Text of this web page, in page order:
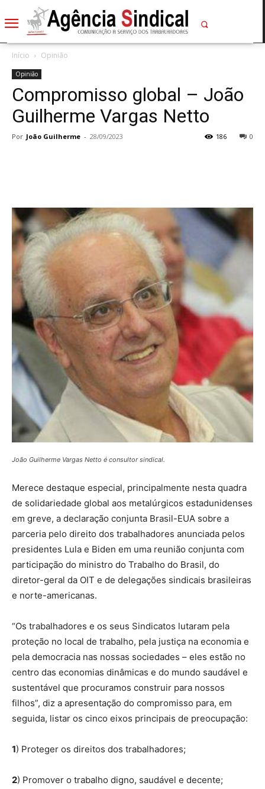
Início Opinião
Opinião
Compromisso global – João
Guilherme Vargas Netto
Por João Guilherme - 28/09/2023 0
186
João Guilherme Vargas Netto é consultor sindical.
Merece destaque especial, principalmente nesta quadra
de solidariedade global aos metalúrgicos estadunidenses
em greve, a declaração conjunta Brasil-EUA sobre a
parceria pelo direito dos trabalhadores anunciada pelos
presidentes Lula e Biden em uma reunião conjunta com
participação do ministro do Trabalho do Brasil, do
diretor-geral da OIT e de delegações sindicais brasileiras
e norte-americanas.
“Os trabalhadores e os seus Sindicatos lutaram pela
proteção no local de trabalho, pela justiça na economia e
pela democracia nas nossas sociedades – eles estão no
centro das economias dinâmicas e do mundo saudável e
sustentável que procuramos construir para nossos
filhos”, diz a apresentação do compromisso para, em
seguida, listar os cinco eixos principais de preocupação:
1) Proteger os direitos dos trabalhadores;
2) Promover o trabalho digno, saudável e decente;